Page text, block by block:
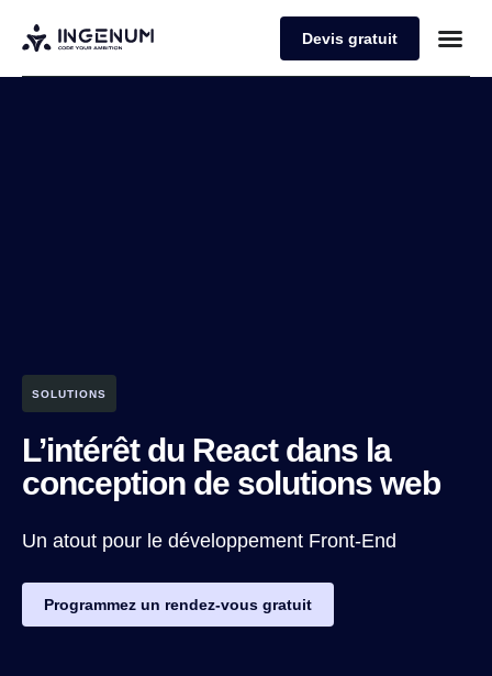
Devis gratuit
SOLUTIONS
L’intérêt du React dans la
conception de solutions web
Un atout pour le développement Front-End
Programmez un rendez-vous gratuit